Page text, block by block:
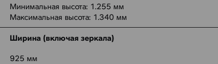
Минимальная высота: 1.255 мм
Максимальная высота: 1.340 мм
Ширина (включая зеркала)
925 мм